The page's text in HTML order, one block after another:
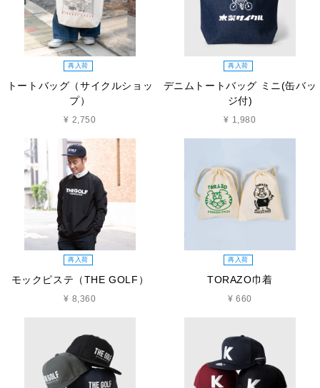
再入荷
トートバッグ（サイクルショッ
プ）
¥ 2,750
再入荷
デニムトートバッグ ミニ(缶バッ
ジ付)
¥ 1,980
再入荷
モックピステ（THE GOLF）
¥ 8,360
再入荷
TORAZO巾着
¥ 660